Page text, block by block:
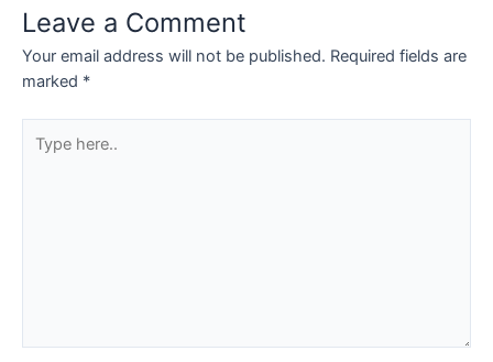
Leave a Comment
Your email address will not be published. Required fields are
marked *